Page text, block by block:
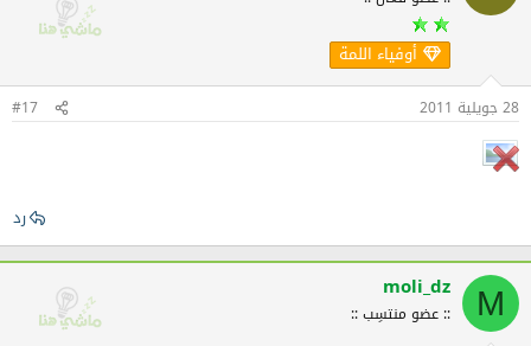
أوفياء اللمة
28 جويلية 2011 #17
رد
M
moli_dz
:: عضو منتسِب ::